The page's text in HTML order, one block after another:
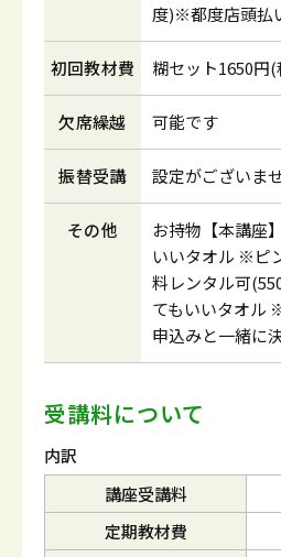
度)※都度店頭払
初回教材費 糊セット1650
欠席繰越 可能です
振替受講 設定がございま
その他
お持物【本講座
いいタオル ※ピ
料レンタル可
てもいいタオル
申込みと一緒に
受講料について
内訳
講座受講料
定期教材費